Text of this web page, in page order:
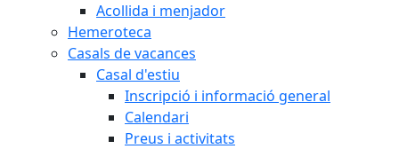
Acollida i menjador
Hemeroteca
Casals de vacances
Casal d'estiu
Inscripció i informació general
Calendari
Preus i activitats